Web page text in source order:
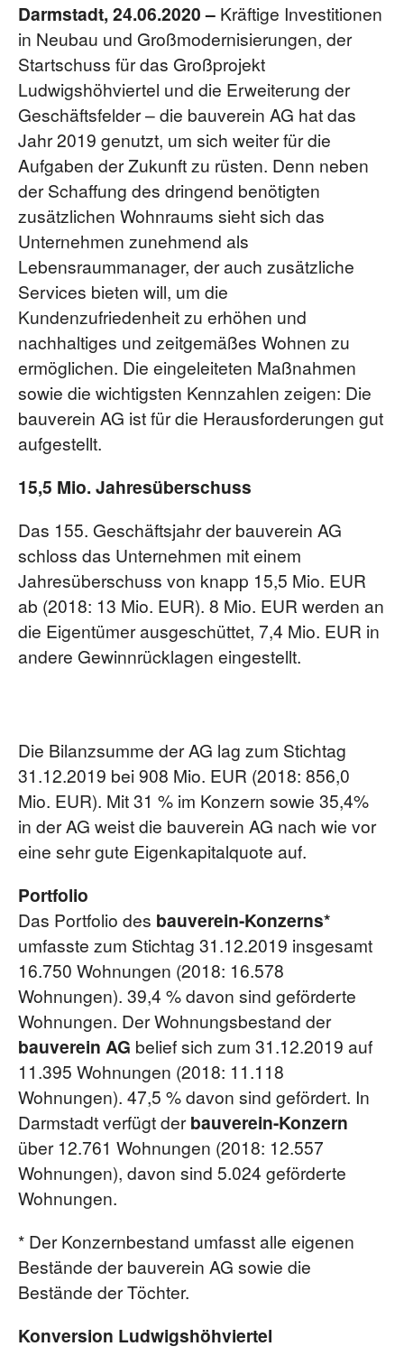
Darmstadt, 24.06.2020 – Kräftige Investitionen
in Neubau und Großmodernisierungen, der
Startschuss für das Großprojekt
Ludwigshöhviertel und die Erweiterung der
Geschäftsfelder – die bauverein AG hat das
Jahr 2019 genutzt, um sich weiter für die
Aufgaben der Zukunft zu rüsten. Denn neben
der Schaffung des dringend benötigten
zusätzlichen Wohnraums sieht sich das
Unternehmen zunehmend als
Lebensraummanager, der auch zusätzliche
Services bieten will, um die
Kundenzufriedenheit zu erhöhen und
nachhaltiges und zeitgemäßes Wohnen zu
ermöglichen. Die eingeleiteten Maßnahmen
sowie die wichtigsten Kennzahlen zeigen: Die
bauverein AG ist für die Herausforderungen gut
aufgestellt.
15,5 Mio. Jahresüberschuss
Das 155. Geschäftsjahr der bauverein AG
schloss das Unternehmen mit einem
Jahresüberschuss von knapp 15,5 Mio. EUR
ab (2018: 13 Mio. EUR). 8 Mio. EUR werden an
die Eigentümer ausgeschüttet, 7,4 Mio. EUR in
andere Gewinnrücklagen eingestellt.
Die Bilanzsumme der AG lag zum Stichtag
31.12.2019 bei 908 Mio. EUR (2018: 856,0
Mio. EUR). Mit 31 % im Konzern sowie 35,4%
in der AG weist die bauverein AG nach wie vor
eine sehr gute Eigenkapitalquote auf.
Portfolio
Das Portfolio des bauverein-Konzerns*
umfasste zum Stichtag 31.12.2019 insgesamt
16.750 Wohnungen (2018: 16.578
Wohnungen). 39,4 % davon sind geförderte
Wohnungen. Der Wohnungsbestand der
bauverein AG belief sich zum 31.12.2019 auf
11.395 Wohnungen (2018: 11.118
Wohnungen). 47,5 % davon sind gefördert. In
Darmstadt verfügt derbauverein-Konzern
über 12.761 Wohnungen (2018: 12.557
Wohnungen), davon sind 5.024 geförderte
Wohnungen.
* Der Konzernbestand umfasst alle eigenen
Bestände der bauverein AG sowie die
Bestände der Töchter.
Konversion Ludwigshöhviertel